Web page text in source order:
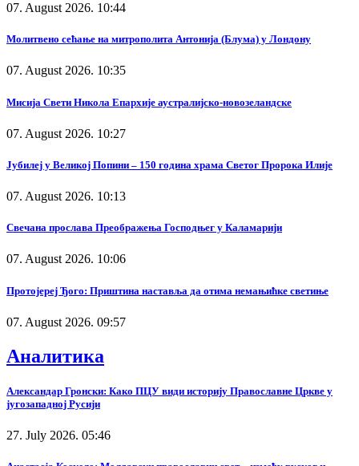
07. August 2026. 10:44
Молитвено сећање на митрополита Антонија (Блума) у Лондону
07. August 2026. 10:35
Мисија Свети Никола Епархије аустралијско-новозеландске
07. August 2026. 10:27
Јубилеј у Великој Попини – 150 година храма Светог Пророка Илије
07. August 2026. 10:13
Свечана прослава Преображења Господњег у Каламарији
07. August 2026. 10:06
Протојереј Ђого: Приштина наставља да отима немањићке светиње
07. August 2026. 09:57
Аналитика
Александар Гронски: Како ПЦУ види историју Православне Цркве у
југозападној Русији
27. July 2026. 05:46